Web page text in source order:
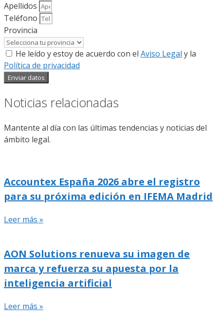
Apellidos
Teléfono
Provincia
He leído y estoy de acuerdo con el Aviso Legal y la
Política de privacidad
Enviar datos
Noticias relacionadas
Mantente al día con las últimas tendencias y noticias del
ámbito legal.
Accountex España 2026 abre el registro
para su próxima edición en IFEMA Madrid
Leer más »
AON Solutions renueva su imagen de
marca y refuerza su apuesta por la
inteligencia artificial
Leer más »